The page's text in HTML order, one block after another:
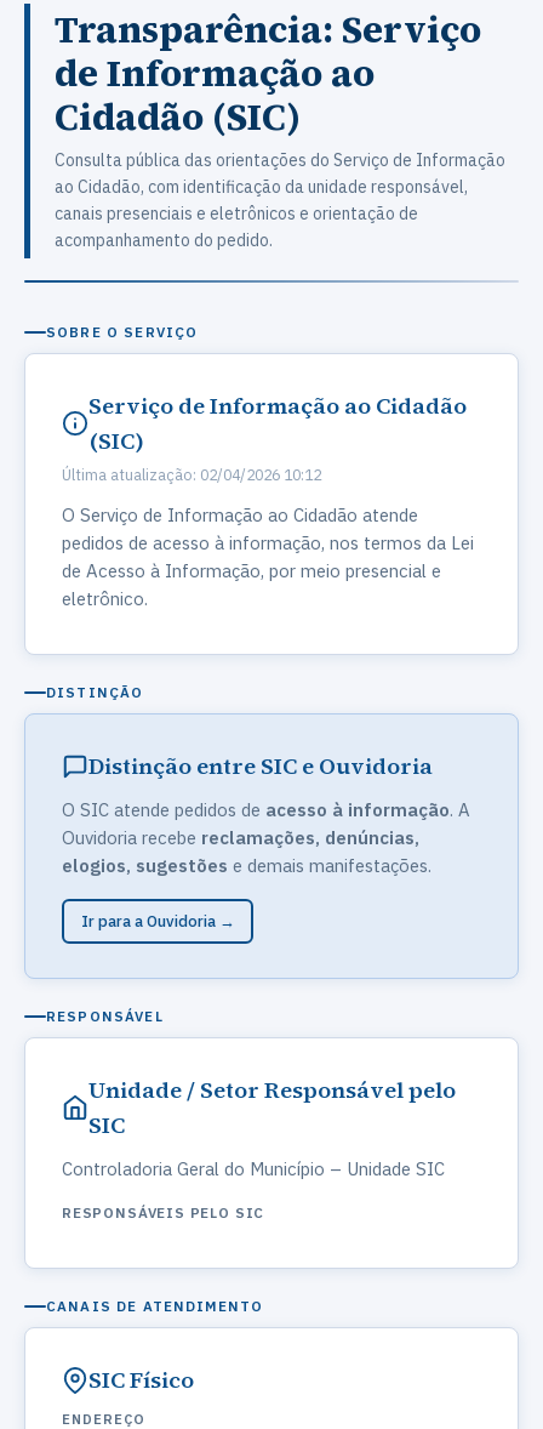
Transparência: Serviço
de Informação ao
Cidadão (SIC)
Consulta pública das orientações do Serviço de Informação
ao Cidadão, com identificação da unidade responsável,
canais presenciais e eletrônicos e orientação de
acompanhamento do pedido.
SOBRE O SERVIÇO
Serviço de Informação ao Cidadão
(SIC)
Última atualização: 02/04/2026 10:12
O Serviço de Informação ao Cidadão atende
pedidos de acesso à informação, nos termos da Lei
de Acesso à Informação, por meio presencial e
eletrônico.
DISTINÇÃO
Distinção entre SIC e Ouvidoria
O SIC atende pedidos de acesso à informação. A
Ouvidoria recebe reclamações, denúncias,
elogios, sugestões e demais manifestações.
Ir para a Ouvidoria →
RESPONSÁVEL
Unidade / Setor Responsável pelo
SIC
Controladoria Geral do Município – Unidade SIC
RESPONSÁVEIS PELO SIC
CANAIS DE ATENDIMENTO
SIC Físico
ENDEREÇO